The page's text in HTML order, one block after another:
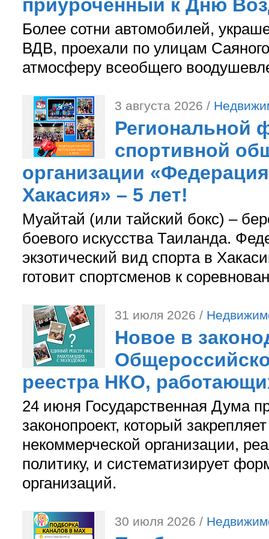
приуроченный к Дню
Более сотни автомобилей,
ВДВ, проехали по улицам
атмосферу всеобщего
3 августа 2026 /
Региональной
спортивной
организации
Хакасия» – 5 лет!
Муайтай (или тайский бокс) –
боевого искусства Таиланда.
экзотический вид спорта в
готовит спортсменов к
31 июля 2026 /
Новое в
реестра НКО,
24 июня Государственная Дума
законопроект, который
некоммерческой организации,
политику, и систематизирует
организаций.
30 июля 2026 /